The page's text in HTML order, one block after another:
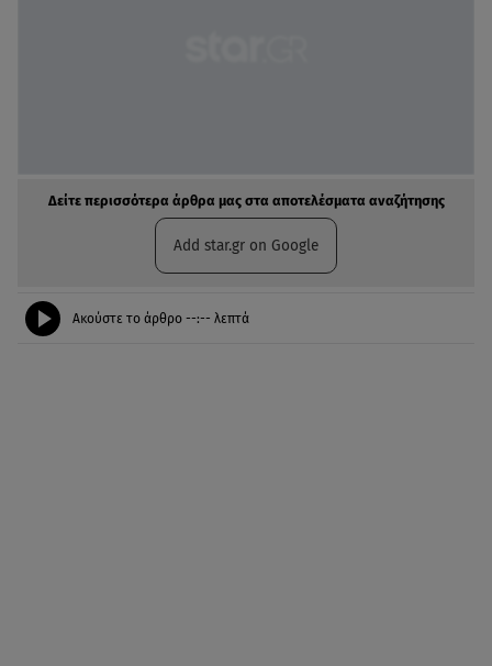
Δείτε περισσότερα άρθρα μας στα αποτελέσματα αναζήτησης
Add star.gr on Google
Ακούστε το άρθρο --:-- λεπτά